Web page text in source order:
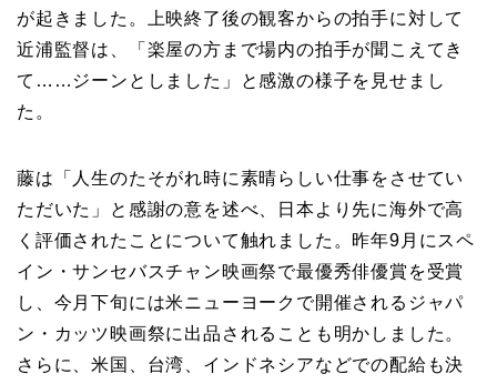
が起きました。上映終了後の観客からの拍手に対して
近浦監督は、「楽屋の方まで場内の拍手が聞こえてき
て……ジーンとしました」と感激の様子を見せまし
た。
藤は「人生のたそがれ時に素晴らしい仕事をさせてい
ただいた」と感謝の意を述べ、日本より先に海外で高
く評価されたことについて触れました。昨年9月にスペ
イン・サンセバスチャン映画祭で最優秀俳優賞を受賞
し、今月下旬には米ニューヨークで開催されるジャパ
ン・カッツ映画祭に出品されることも明かしました。
さらに、米国、台湾、インドネシアなどでの配給も決